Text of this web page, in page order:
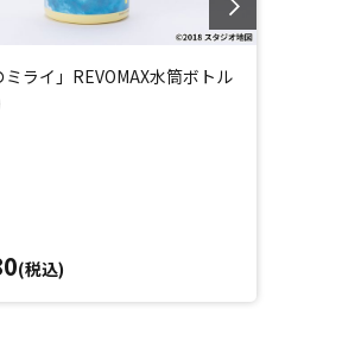
ミライ」REVOMAX水筒ボトル
(税込)